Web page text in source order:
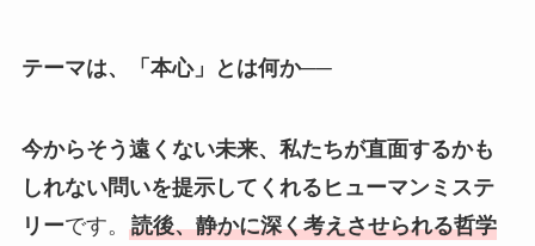
テーマは、「本心」とは何か──
今からそう遠くない未来、私たちが直面するかも
しれない問いを提示してくれるヒューマンミステ
リーです。 読後、静かに深く考えさせられる哲学